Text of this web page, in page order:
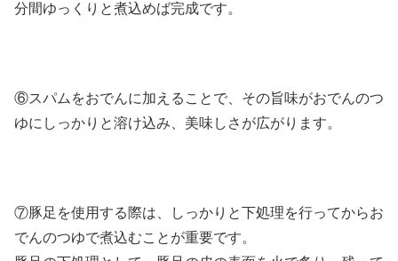
分間ゆっくりと煮込めば完成です。
⑥スパムをおでんに加えることで、その旨味がおでんのつ
ゆにしっかりと溶け込み、美味しさが広がります。
⑦豚足を使用する際は、しっかりと下処理を行ってからお
でんのつゆで煮込むことが重要です。